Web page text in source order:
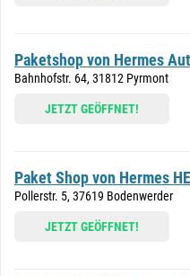
Paketshop von Hermes
Bahnhofstr. 64, 31812 Pyrmont
JETZT GEÖFFNET!
Paket Shop von Hermes
Pollerstr. 5, 37619 Bodenwerder
JETZT GEÖFFNET!